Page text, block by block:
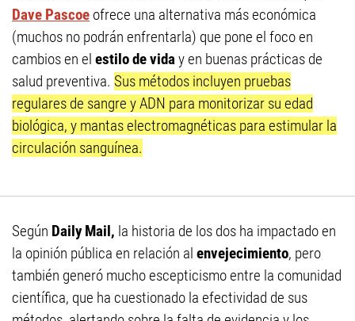
Dave Pascoe ofrece una alternativa más económica
(muchos no podrán enfrentarla) que pone el foco en
cambios en el estilo de viday en buenas prácticas de
salud preventiva. Sus métodos incluyen pruebas
regulares de sangre y ADN para monitorizar su edad
biológica, y mantas electromagnéticas para estimular la
circulación sanguínea.
Según Daily Mail, la historia de los dos ha impactado en
la opinión pública en relación al envejecimiento, pero
también generó mucho escepticismo entre la comunidad
científica, que ha cuestionado la efectividad de sus